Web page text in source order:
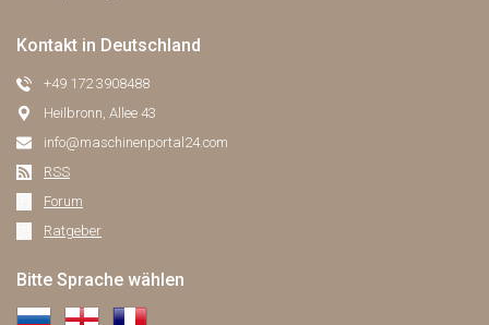
Kontakt in Deutschland
+49 172 3908488
Heilbronn, Allee 43
info@maschinenportal24.сom
RSS
Forum
Ratgeber
Bitte Sprache wählen